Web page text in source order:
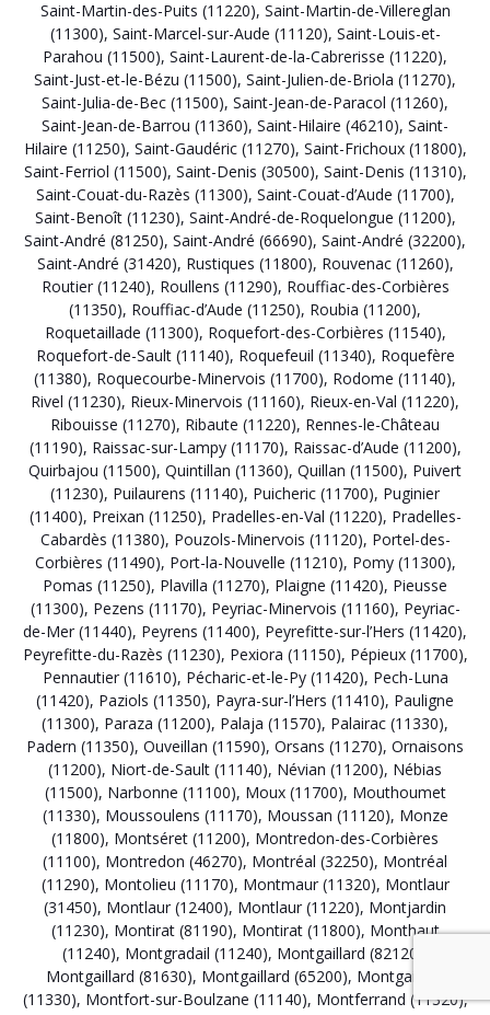
Saint-Martin-des-Puits (11220), Saint-Martin-de-Villereglan
(11300), Saint-Marcel-sur-Aude (11120), Saint-Louis-et-
Parahou (11500), Saint-Laurent-de-la-Cabrerisse (11220),
Saint-Just-et-le-Bézu (11500), Saint-Julien-de-Briola (11270),
Saint-Julia-de-Bec (11500), Saint-Jean-de-Paracol (11260),
Saint-Jean-de-Barrou (11360), Saint-Hilaire (46210), Saint-
Hilaire (11250), Saint-Gaudéric (11270), Saint-Frichoux (11800),
Saint-Ferriol (11500), Saint-Denis (30500), Saint-Denis (11310),
Saint-Couat-du-Razès (11300), Saint-Couat-d’Aude (11700),
Saint-Benoît (11230), Saint-André-de-Roquelongue (11200),
Saint-André (81250), Saint-André (66690), Saint-André (32200),
Saint-André (31420), Rustiques (11800), Rouvenac (11260),
Routier (11240), Roullens (11290), Rouffiac-des-Corbières
(11350), Rouffiac-d’Aude (11250), Roubia (11200),
Roquetaillade (11300), Roquefort-des-Corbières (11540),
Roquefort-de-Sault (11140), Roquefeuil (11340), Roquefère
(11380), Roquecourbe-Minervois (11700), Rodome (11140),
Rivel (11230), Rieux-Minervois (11160), Rieux-en-Val (11220),
Ribouisse (11270), Ribaute (11220), Rennes-le-Château
(11190), Raissac-sur-Lampy (11170), Raissac-d’Aude (11200),
Quirbajou (11500), Quintillan (11360), Quillan (11500), Puivert
(11230), Puilaurens (11140), Puicheric (11700), Puginier
(11400), Preixan (11250), Pradelles-en-Val (11220), Pradelles-
Cabardès (11380), Pouzols-Minervois (11120), Portel-des-
Corbières (11490), Port-la-Nouvelle (11210), Pomy (11300),
Pomas (11250), Plavilla (11270), Plaigne (11420), Pieusse
(11300), Pezens (11170), Peyriac-Minervois (11160), Peyriac-
de-Mer (11440), Peyrens (11400), Peyrefitte-sur-l’Hers (11420),
Peyrefitte-du-Razès (11230), Pexiora (11150), Pépieux (11700),
Pennautier (11610), Pécharic-et-le-Py (11420), Pech-Luna
(11420), Paziols (11350), Payra-sur-l’Hers (11410), Pauligne
(11300), Paraza (11200), Palaja (11570), Palairac (11330),
Padern (11350), Ouveillan (11590), Orsans (11270), Ornaisons
(11200), Niort-de-Sault (11140), Névian (11200), Nébias
(11500), Narbonne (11100), Moux (11700), Mouthoumet
(11330), Moussoulens (11170), Moussan (11120), Monze
(11800), Montséret (11200), Montredon-des-Corbières
(11100), Montredon (46270), Montréal (32250), Montréal
(11290), Montolieu (11170), Montmaur (11320), Montlaur
(31450), Montlaur (12400), Montlaur (11220), Montjardin
(11230), Montirat (81190), Montirat (11800), Monthaut
(11240), Montgradail (11240), Montgaillard (82120)
Montgaillard (81630), Montgaillard (65200), Montgaillard
(11330), Montfort-sur-Boulzane (11140), Montferrand (11320),